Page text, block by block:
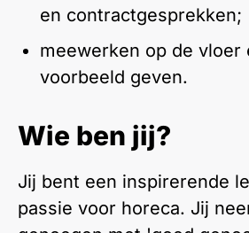
en contractgesprekken;
meewerken op de vloer
voorbeeld geven.
Wie ben jij?
Jij bent een inspirerende
passie voor horeca. Jij